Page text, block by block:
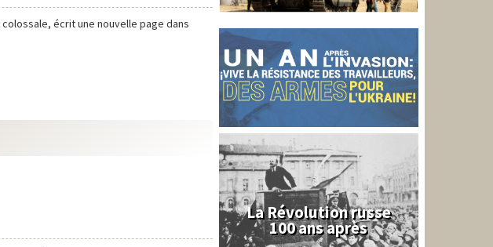
écrit une nouvelle page dans
La Révolution russe
100 ans après